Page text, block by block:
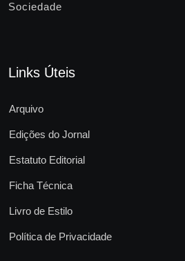
Sociedade
Links Úteis
Arquivo
Edições do Jornal
Estatuto Editorial
Ficha Técnica
Livro de Estilo
Política de Privacidade